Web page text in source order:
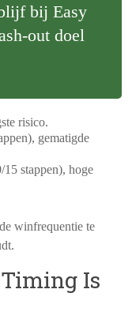
bij Easy
doel
risico.
gematigde
stappen), hoge
winfrequentie te
Is